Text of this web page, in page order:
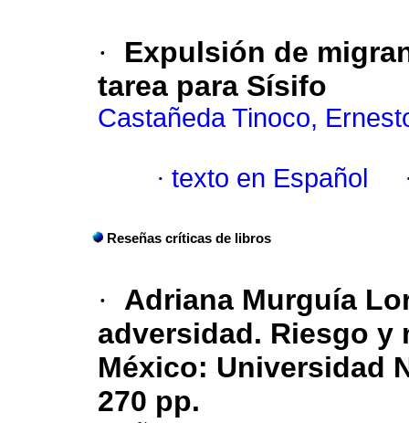
·
Expulsión de
tarea para Sísifo
Castañeda Tinoco,
· texto en Español
Reseñas críticas de libros
·
Adriana Murguía
adversidad. Riesgo y
México: Universidad
270 pp.